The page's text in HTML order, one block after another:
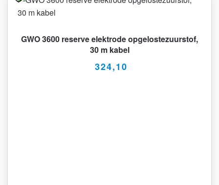
GWO 3600 reserve elektrode opgelostezuurstof,
30 m kabel
324,10